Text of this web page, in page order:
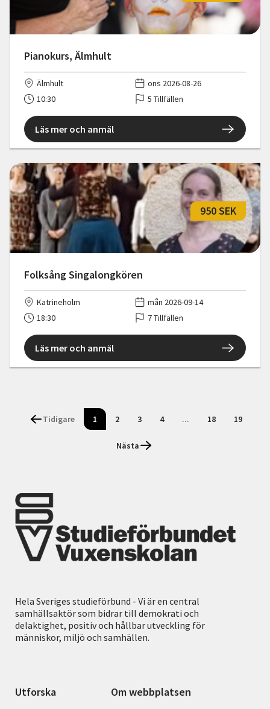
Pianokurs, Älmhult
Älmhult
ons 2026-08-26
10:30
5 Tillfällen
Läs mer och anmäl
Folksång Singalongkören
950 SEK
Katrineholm
mån 2026-09-14
18:30
7 Tillfällen
Läs mer och anmäl
Tidigare 1 2 3 4 ... 18 19
Nästa
Hela Sveriges studieförbund - Vi är en central
samhällsaktör som bidrar till demokrati och
delaktighet, positiv och hållbar utveckling för
människor, miljö och samhällen.
Utforska Om webbplatsen